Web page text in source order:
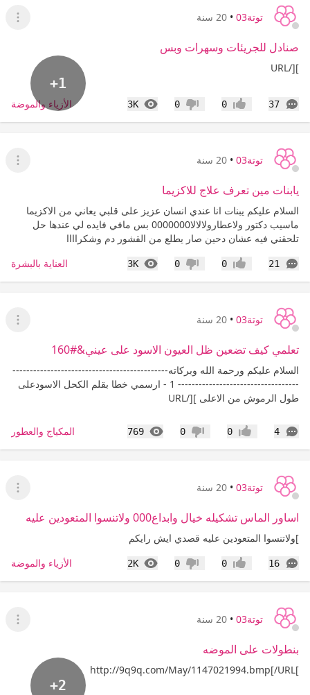
توتة03 • 20 سنة
عرض
صنادل للجريئات وسهرات وبس
][/URL
+1
37
التعليقات إعجاب0 عدم إعجاب
0
3K
المشاهدات الأزياء والموضة
توتة03 • 20 سنة
عرض
يابنات مين تعرف علاج للاكزيما
السلام عليكم يبنات انا عندي انسان عزيز على قلبي يعاني من الاكزيما
ماسيب دكتور ولاعطارولالالا0000000 بس مافي فايده لي عندها حل
تلحقني فيه عشان دحين صار يطلع من القشور دم وشكراااا
21
التعليقات إعجاب0 عدم إعجاب
0
3K
المشاهدات العناية بالبشرة
توتة03 • 20 سنة
عرض
تعلمي كيف تضعين ظل العيون الاسود على عيني&#160
السلام عليكم ورحمة الله وبركاته---------------------------------------------
----------------------------------- 1 - ارسمي خطا بقلم الكحل الاسودعلى
طول الرموش من الاعلى ][/URL
4
التعليقات إعجاب0 عدم إعجاب
0
769
المشاهدات المكياج والعطور
توتة03 • 20 سنة
عرض
اساور الماس تشكيله خيال وابداع000 ولاتنسوا المتعودين عليه
]ولاتنسوا المتعودين عليه قصدي ايش رايكم
16
التعليقات إعجاب0 عدم إعجاب
0
2K
المشاهدات الأزياء والموضة
توتة03 • 20 سنة
عرض
بنطولات على الموضه
]http://9q9q.com/May/1147021994.bmp[/URL
+2